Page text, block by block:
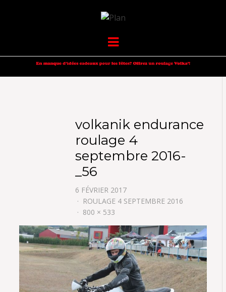
VOLKANIK-
ENDURANCE
Menu
volkanik endurance
roulage 4
septembre 2016-
_56
6 FÉVRIER 2017
ROULAGE 4 SEPTEMBRE 2016
800 × 533